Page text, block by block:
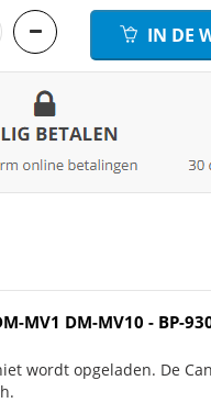
IN DE
MV1 DM-MV10 - BP-
opgeladen. De